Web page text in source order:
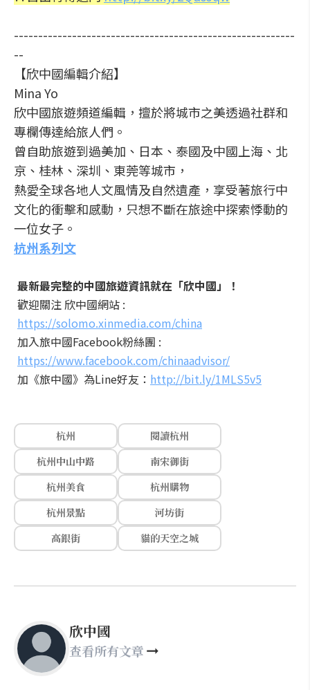
----------------------------------------------------------
--
【欣中國編輯介紹】
Mina Yo
欣中國旅遊頻道編輯，擅於將城市之美透過社群和
專欄傳達給旅人們。
曾自助旅遊到過美加、日本、泰國及中國上海、北
京、桂林、深圳、東莞等城市，
熱愛全球各地人文風情及自然遺產，享受著旅行中
文化的衝擊和感動，只想不斷在旅途中探索悸動的
一位女子。
杭州系列文
最新最完整的中國旅遊資訊就在「欣中國」！
歡迎關注 欣中國網站 :
https://solomo.xinmedia.com/china
加入旅中國Facebook粉絲團 :
https://www.facebook.com/chinaadvisor/
加《旅中國》為Line好友： http://bit.ly/1MLS5v5
杭州
閱讀杭州
杭州中山中路
南宋御街
杭州美食
杭州購物
杭州景點
河坊街
高銀街
貓的天空之城
欣中國
查看所有文章